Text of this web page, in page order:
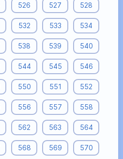
526 527 528
532 533 534
538 539 540
544 545 546
550 551 552
556 557 558
562 563 564
568 569 570